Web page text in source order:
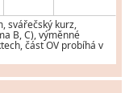
svářečský kurz,
B, C), výměnné
část OV probíhá v